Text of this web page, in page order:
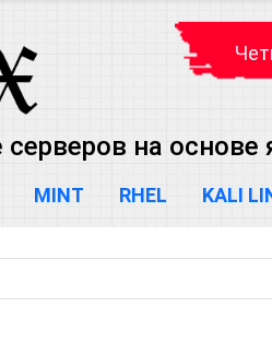
на основе
MINT RHEL KALI